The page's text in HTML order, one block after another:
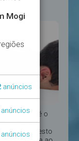
país é o
e
ao resto